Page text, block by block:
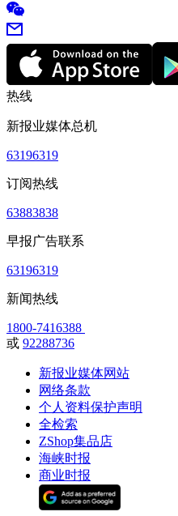
热线
新报业媒体总机
63196319
订阅热线
63883838
早报广告联系
63196319
新闻热线
1800-7416388
或 92288736
新报业媒体网站
网络条款
个人资料保护声明
全检索
ZShop集品店
海峡时报
商业时报